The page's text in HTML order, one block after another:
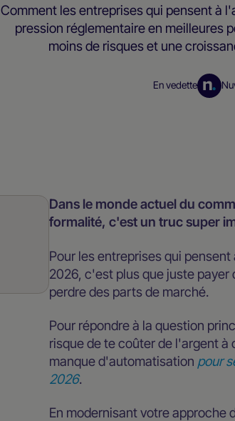
Comment les entreprises qui pensent à
pression réglementaire en meilleures
moins de risques et une
En vedette
Dans le monde actuel du
formalité, c'est un truc super
Pour les entreprises qui
2026, c'est plus que juste payer
perdre des parts de marché.
Pour répondre à la question
risque de te coûter de l'argent
manque d'automatisation pour
2026.
En modernisant votre approche